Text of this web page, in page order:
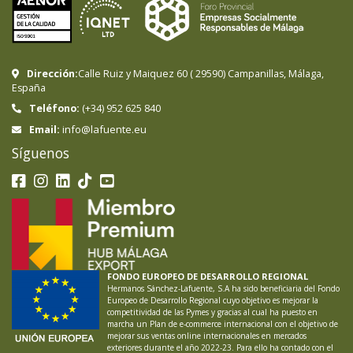
Dirección:Calle Ruiz y Maiquez 60 (29590) Campanillas, Málaga,
España
Teléfono: (+34) 952 625 840
Email: info@lafuente.eu
Síguenos
FONDO EUROPEO DE DESARROLLO REGIONAL
Hermanos Sánchez-Lafuente, S.A ha sido beneficiaria del Fondo
Europeo de Desarrollo Regional cuyo objetivo es mejorar la
competitividad de las Pymes y gracias al cual ha puesto en
marcha un Plan de e-commerce internacional con el objetivo de
mejorar sus ventas online internacionales en mercados
exteriores durante el año 2022-23. Para ello ha contado con el